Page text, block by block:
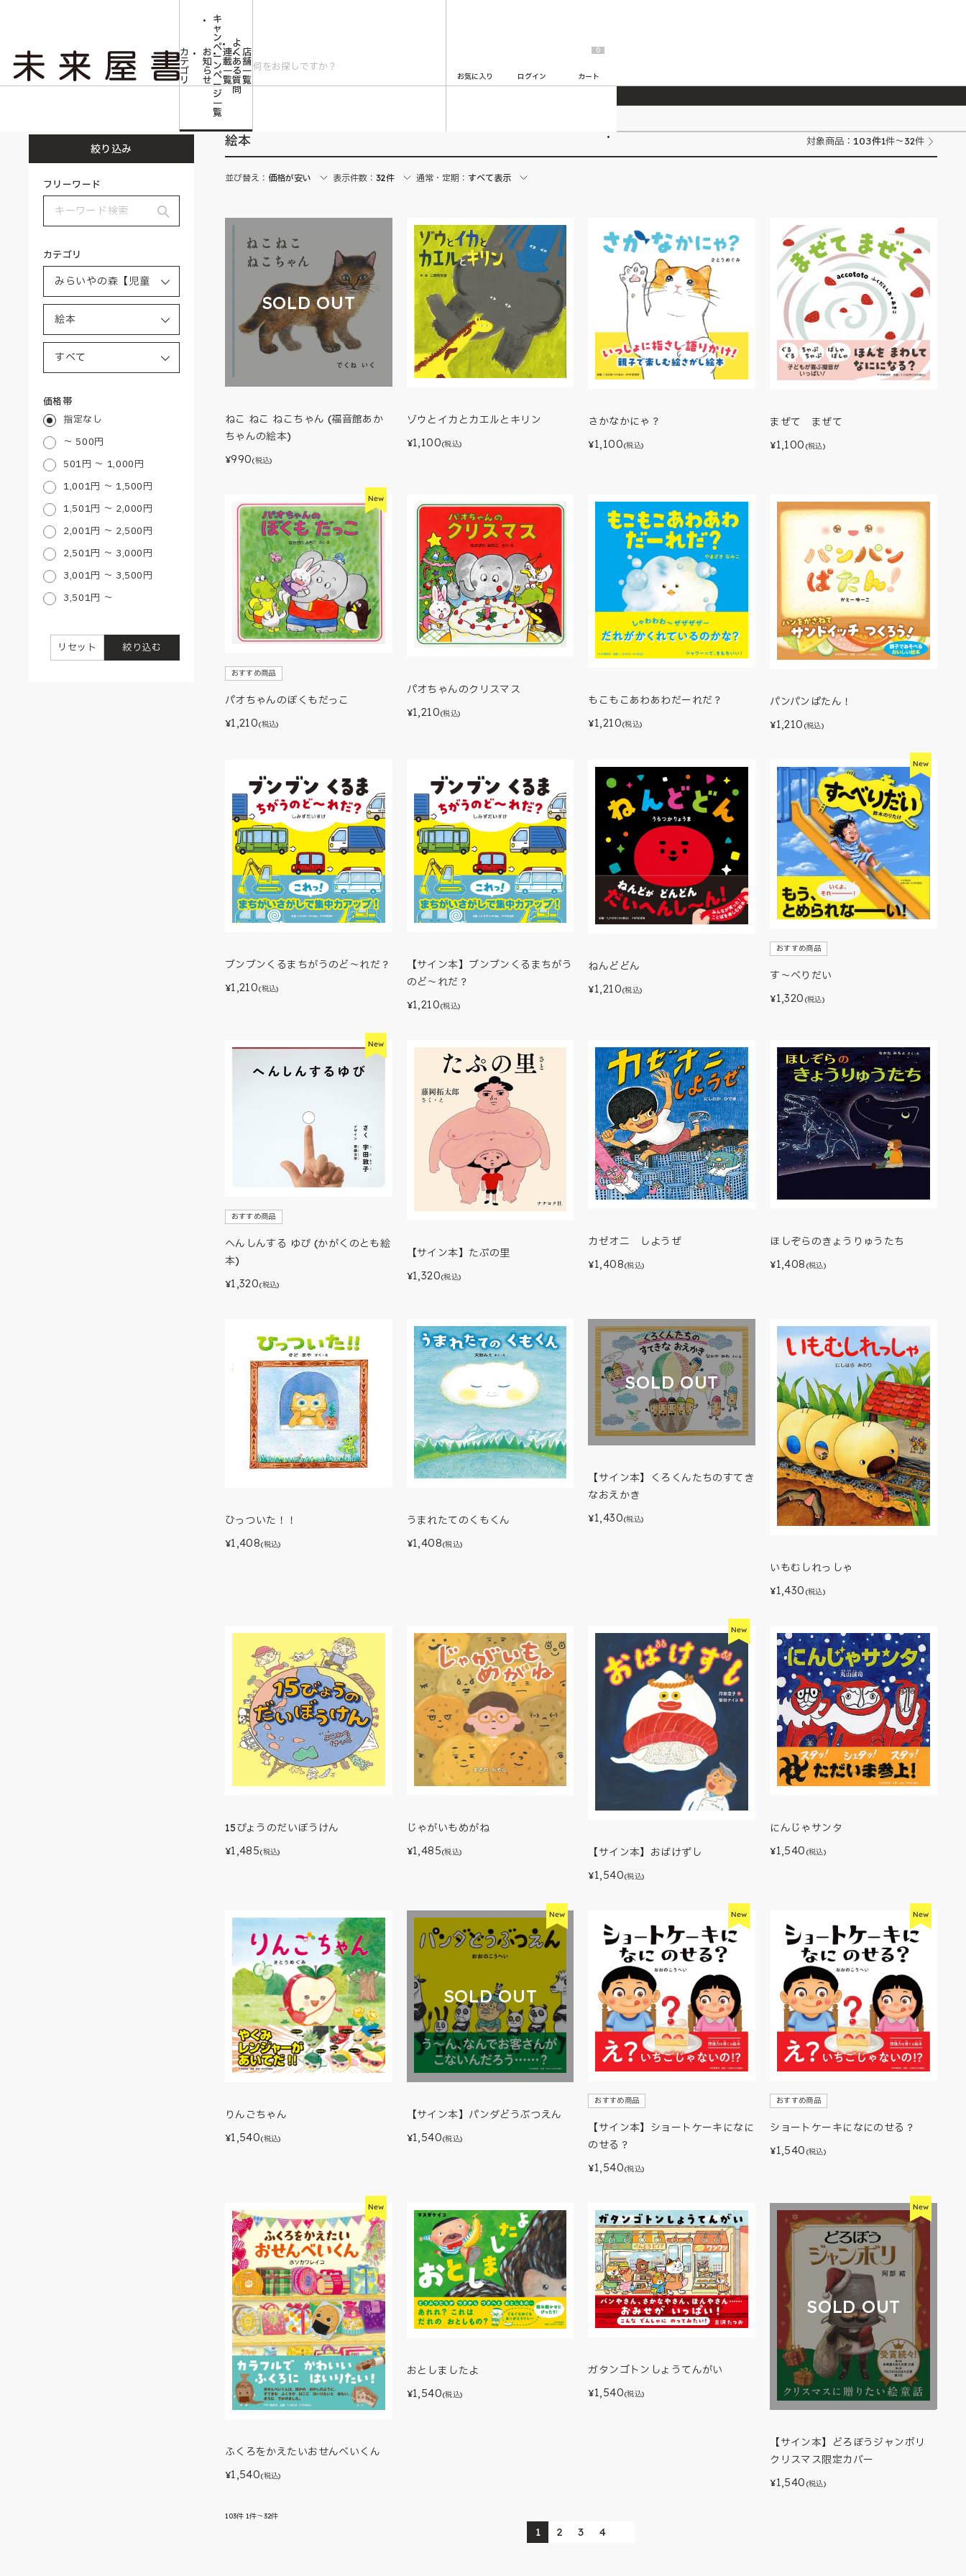
2026/7/23 『ONE PIECE magazine 021 ONE PIECEカード付き同梱版』発売延期のご案内
カ
テ
ゴ
リ
お
知
ら
せ
キ
ャ
ン
ペ
ー
ン
ペ
ー
ジ
一
覧
連
載
一
覧
よ
く
あ
る
質
問
店
舗
一
覧
お気に入り ログイン
0
カート
絞り込み
フリーワード
カテゴリ
価格帯
指定なし
～ 500円
501円 ～ 1,000円
1,001円 ～ 1,500円
1,501円 ～ 2,000円
2,001円 ～ 2,500円
2,501円 ～ 3,000円
3,001円 ～ 3,500円
3,501円 ～
絞り込む
リセット
絵本 対象商品： 103件1件～32件
並び替え： 価格が安い 表示件数： 32件 通常・定期： すべて表示
SOLD OUT
ねこ ねこ ねこちゃん (福音館あか
ちゃんの絵本)
¥990(税込)
ゾウとイカとカエルとキリン
¥1,100(税込)
さかなかにゃ？
¥1,100(税込)
まぜて まぜて
¥1,100 (税込)
おすすめ商品
パオちゃんのぼくもだっこ
¥1,210(税込)
パオちゃんのクリスマス
¥1,210(税込)
もこもこあわあわだーれだ？
¥1,210(税込)
パンパンぱたん！
¥1,210 (税込)
ブンブンくるまちがうのど～れだ？
¥1,210(税込)
【サイン本】ブンブンくるまちがう
のど～れだ？
¥1,210(税込)
ねんどどん
¥1,210(税込)
おすすめ商品
す～べりだい
¥1,320 (税込)
おすすめ商品
へんしんする ゆび (かがくのとも絵
本)
¥1,320(税込)
【サイン本】たぷの里
¥1,320(税込)
カゼオニ しようぜ
¥1,408(税込)
ほしぞらのきょうりゅうたち
¥1,408 (税込)
ひっついた！！
¥1,408(税込)
うまれたてのくもくん
¥1,408(税込)
SOLD OUT
【サイン本】くろくんたちのすてき
なおえかき
¥1,430(税込)
いもむしれっしゃ
¥1,430 (税込)
15びょうのだいぼうけん
¥1,485(税込)
じゃがいもめがね
¥1,485(税込) 【サイン本】おばけずし
¥1,540(税込)
にんじゃサンタ
¥1,540 (税込)
りんごちゃん
¥1,540(税込)
SOLD OUT
【サイン本】パンダどうぶつえん
¥1,540(税込)
おすすめ商品
【サイン本】ショートケーキになに
のせる？
¥1,540(税込)
おすすめ商品
ショートケーキになにのせる？
¥1,540 (税込)
ふくろをかえたいおせんべいくん
¥1,540(税込)
おとしましたよ
¥1,540(税込)
ガタンゴトンしょうてんがい
¥1,540(税込)
SOLD OUT
【サイン本】どろぼうジャンボリ
クリスマス限定カバー
¥1,540 (税込)
103件 1件～32件
1 2 3 4